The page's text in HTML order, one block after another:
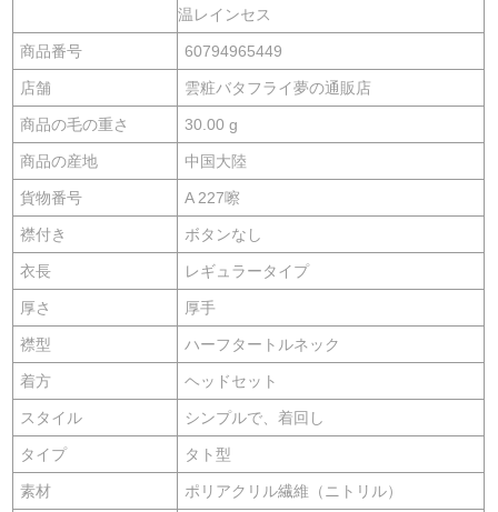
温レインセス
商品番号 60794965449
店舗 雲粧バタフライ夢の通販店
商品の毛の重さ 30.00 g
商品の産地 中国大陸
貨物番号 A 227嚓
襟付き ボタンなし
衣長 レギュラータイプ
厚さ 厚手
襟型 ハーフタートルネック
着方 ヘッドセット
スタイル シンプルで、着回し
タイプ タト型
素材 ポリアクリル繊維（ニトリル）